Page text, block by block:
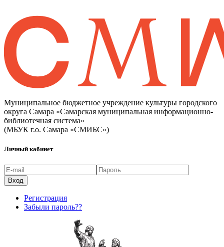
Муниципальное бюджетное учреждение культуры городского
округа Самара «Самарская муниципальная информационно-
библиотечная система»
(МБУК г.о. Самара «СМИБС»)
Личный кабинет
Регистрация
Забыли пароль??